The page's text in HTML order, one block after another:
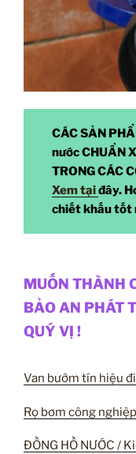
CÁC SẢN
nước CHUẨN
TRONG CÁC
Xem tạiđây.
chiết khấu tốt
MUỐN THÀNH
BẢO AN PHÁT
QUÝ VỊ !
Van bướm tín hiệu
Rọ bơm công
ĐỒNG HỒ NƯỚC /